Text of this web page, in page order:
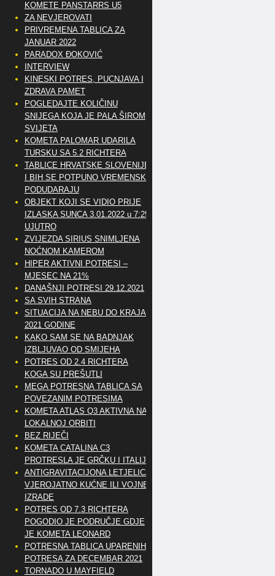
KOMETE PANSTARRS U5
ZA NEVJEROVATI
PRIVREMENA TABLICA ZA
JANUAR 2022
PARADOX ĐOKOVIĆ
INTERVIEW
KINESKI POTRES, PUCNJAVA I
ZDRAVA PAMET
POGLEDAJTE KOLIČINU
SNIJEGA KOJA JE PALA ŠIROM
SVIJETA
KOMETA PALOMAR UDARILA
TURSKU SA 5.2 RICHTERA
TABLICE HRVATSKE SLOVENIJE
I BIH SE POTPUNO VREMENSKI
PODUDARAJU
OBJEKT KOJI SE VIDIO PRIJE
IZLASKA SUNCA 3.01.2022 u 7:25
UJUTRO
ZVIJEZDA SIRIUS SNIMLJENA
NOĆNOM KAMEROM
HIPER AKTIVNI POTRESI –
MJESEC NA 21%
DANAŠNJI POTRESI 29.12.2021
SA SVIH STRANA
SITUACIJA NA NEBU DO KRAJA
2021 GODINE
KAKO SAM SE NA BADNJAK
IZBLJUVAO OD SMIJEHA
POTRES OD 2.4 RICHTERA
KOGA SU PREŠUTLI
MEGA POTRESNA TABLICA SA
POVEZANIM POTRESIMA
KOMETA ATLAS Q3 AKTIVNA NA
LOKALNOJ ORBITI
BEZ RIJEČI
KOMETA CATALINA C3
PROTRESLA JE GRČKU I ITALIJU
ANTIGRAVITACIJONA LETJELICA
VJEROJATNO KUĆNE ILI VOJNE
IZRADE
POTRES OD 7.3 RICHTERA
POGODIO JE PODRUČJE GDJE
JE KOMETA LEONARD
POTRESNA TABLICA UPARENIH
POTRESA ZA DECEMBAR 2021
TORNADO U MAYFIELD